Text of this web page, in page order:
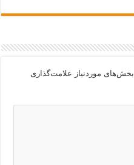
بخش‌های موردنیاز علامت‌گذاری